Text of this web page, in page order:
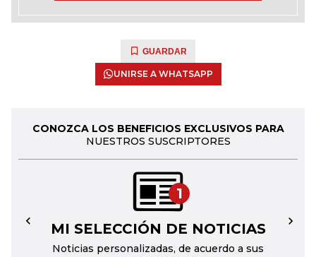
GUARDAR
UNIRSE A WHATSAPP
CONOZCA LOS BENEFICIOS EXCLUSIVOS PARA
NUESTROS SUSCRIPTORES
1
MI SELECCIÓN DE NOTICIAS
Noticias personalizadas, de acuerdo a sus
← →